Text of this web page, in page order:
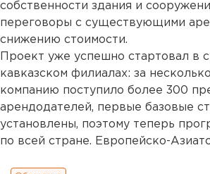
собственности здания и
переговоры с существующими
снижению стоимости.
Проект уже успешно стартовал в
кавказском филиалах: за
компанию поступило более 300
арендодателей, первые базовые
установлены, поэтому теперь
по всей стране. Европейско-